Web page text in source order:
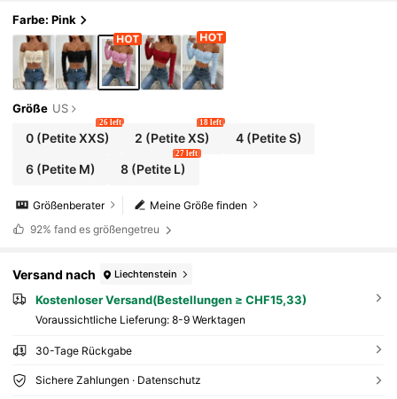
Farbe: Pink
Größe US
0(Petite XXS)
26 left
2 (Petite XS)
18 left
4(Petite S)
6(Petite M) 8 (Petite L)
27 left
Meine Größe finden
Größenberater
92% fand es größengetreu
Versand nach Liechtenstein
Kostenloser Versand(Bestellungen ≥ CHF15,33)
Voraussichtliche Lieferung: 8-9 Werktagen
30-Tage Rückgabe
Sichere Zahlungen · Datenschutz